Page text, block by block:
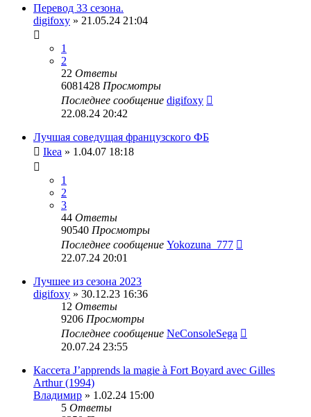
Перевод 33 сезона.
digifoxy » 21.05.24 21:04
1
2
22 Ответы
6081428 Просмотры
Последнее сообщение digifoxy
22.08.24 20:42
Лучшая соведущая французского ФБ
Ikea » 1.04.07 18:18
1
2
3
44 Ответы
90540 Просмотры
Последнее сообщение Yokozuna_777
22.07.24 20:01
Лучшее из сезона 2023
digifoxy » 30.12.23 16:36
12 Ответы
9206 Просмотры
Последнее сообщение NeConsoleSega
20.07.24 23:55
Кассета J’apprends la magie à Fort Boyard avec Gilles
Arthur (1994)
Владимир » 1.02.24 15:00
5 Ответы